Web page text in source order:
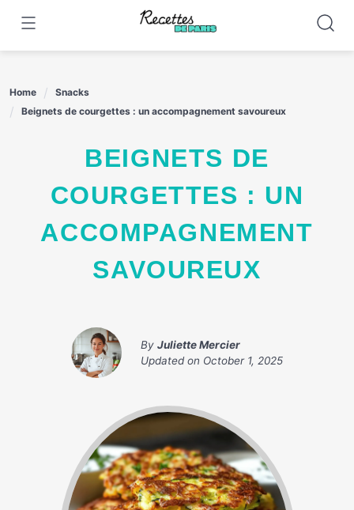
content
Home
Snacks
Beignets de courgettes : un accompagnement savoureux
BEIGNETS DE
COURGETTES : UN
ACCOMPAGNEMENT
SAVOUREUX
By Juliette Mercier
Updated on October 1, 2025